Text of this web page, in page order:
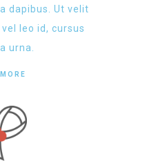
dapibus. Ut velit
leo id, cursus
urna.